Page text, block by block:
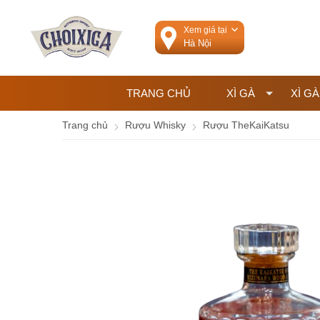
Xem giá tại
TRANG CHỦ XÌ GÀ XÌ
Trang chủ Rượu Whisky Rượu TheKaiKatsu